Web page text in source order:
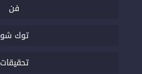
فن
توك شو
تحقيقات